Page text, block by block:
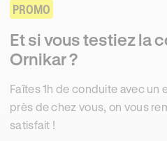
PROMO
Et si vous testiez la
Ornikar ?
Faîtes 1h de conduite avec un
près de chez vous, on vous
satisfait !